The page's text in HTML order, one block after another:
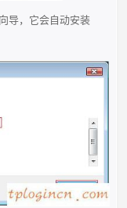
导，它会自动安装